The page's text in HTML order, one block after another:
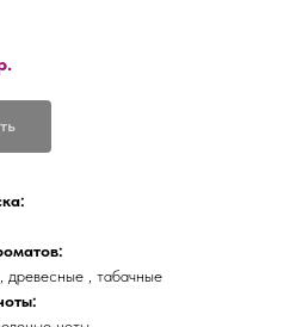
древесные , табачные